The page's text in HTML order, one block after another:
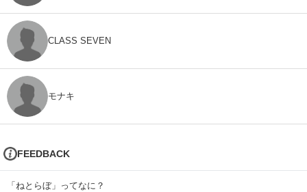
CLASS SEVEN
モナキ
FEEDBACK
「ねとらぼ」ってなに？